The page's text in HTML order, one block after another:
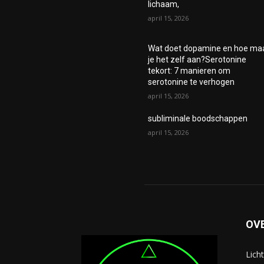
lichaam,
april 15, 2026
Wat doet dopamine en hoe
je het zelf aan?Serotonine
tekort: 7 manieren om
serotonine te verhogen
april 15, 2026
subliminale boodschappen
april 15, 2026